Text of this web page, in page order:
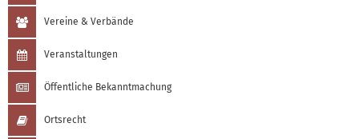
Vereine & Verbände
Veranstaltungen
Öffentliche Bekanntmachung
Ortsrecht